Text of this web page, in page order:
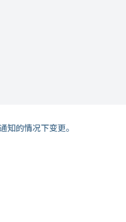
的情况下变更。